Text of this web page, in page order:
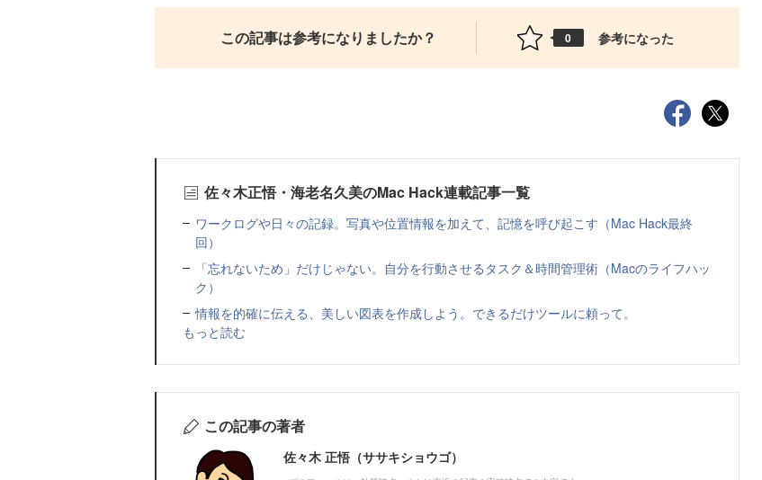
この記事は参考になりましたか？ 0 参考になった
佐々木正悟・海老名久美のMac Hack連載記事一覧
ワークログや日々の記録。写真や位置情報を加えて、記憶を呼び起こす（Mac Hack最終
回）
「忘れないため」だけじゃない。自分を行動させるタスク＆時間管理術（Macのライフハッ
ク）
情報を的確に伝える、美しい図表を作成しよう。できるだけツールに頼って。
もっと読む
この記事の著者
佐々木 正悟（ササキショウゴ）